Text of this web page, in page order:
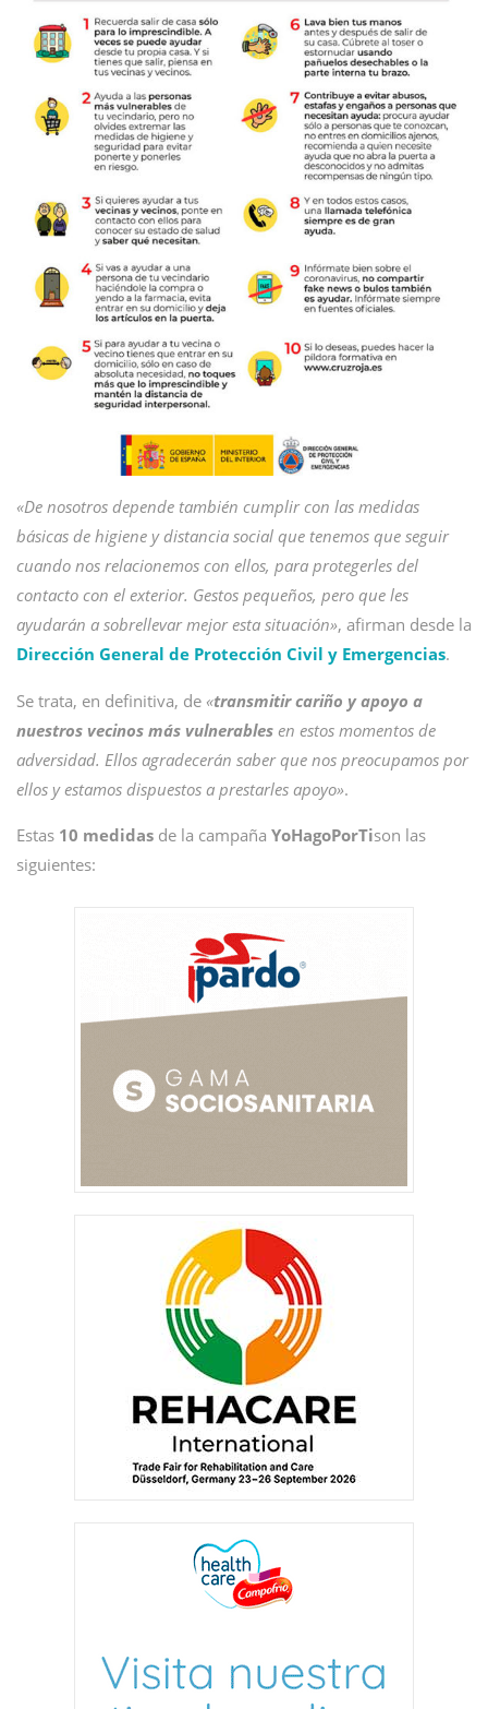
«De nosotros depende también cumplir con las medidas
básicas de higiene y distancia social que tenemos que seguir
cuando nos relacionemos con ellos, para protegerles del
contacto con el exterior. Gestos pequeños, pero que les
ayudarán a sobrellevar mejor esta situación», afirman desde la
Dirección General de Protección Civil y Emergencias.
Se trata, en definitiva, de «transmitir cariño y apoyo a
nuestros vecinos más vulnerables en estos momentos de
adversidad. Ellos agradecerán saber que nos preocupamos por
ellos y estamos dispuestos a prestarles apoyo».
Estas 10 medidas de la campaña YoHagoPorTison las
siguientes: